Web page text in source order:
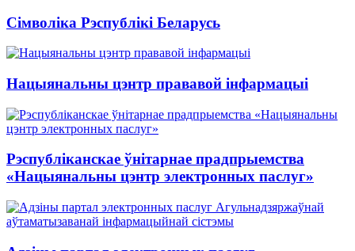
Сімволіка Рэспублікі Беларусь
Нацыянальны цэнтр прававой інфармацыі
Рэспубліканскае ўнітарнае прадпрыемства
«Нацыянальны цэнтр электронных паслуг»